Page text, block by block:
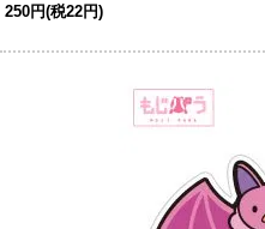
250円(税22円)